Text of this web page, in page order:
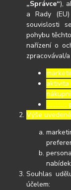
„Správce“),
a Rady
souvislosti
pohybu
nařízení o
zpracovával/
aktivita
…………..
Výše
Souhlas
účelem: